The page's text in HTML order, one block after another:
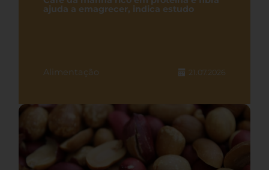
ajuda a emagrecer, indica estudo
Alimentação 21.07.2026